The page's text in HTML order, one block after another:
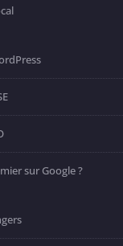
sur Google ?